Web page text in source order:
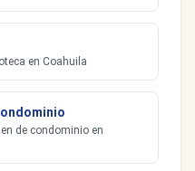
en Coahuila
de condominio en